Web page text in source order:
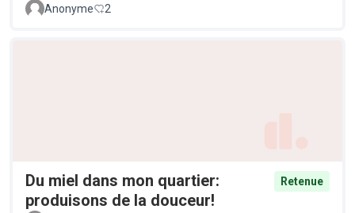
Anonyme 2
Du miel dans mon quartier:
produisons de la douceur!
Retenue